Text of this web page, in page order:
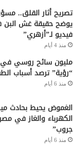
تصريح أثار القلق..
يوضح حقيقة غش البن
فيديو لـ”أزهري”
منذ 4 أيام
مليون سائح روسي في
“رؤية” ترصد أسباب
منذ 6 أيام
الغموض يحيط بحادث
الكهرباء والغاز في
جروب”
منذ 6 أيام